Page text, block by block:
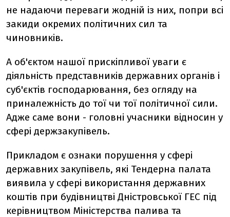
не надаючи переваги жодній із них, попри всі
закиди окремих політичних сил та
чиновників.
А об'єктом нашої прискіпливої уваги є
діяльність представників державних органів і
суб'єктів господарювання, без огляду на
приналежність до тої чи тої політичної сили.
Адже саме вони - головні учасники відносин у
сфері держзакупівель.
Прикладом є ознаки порушення у сфері
державних закупівель, які Тендерна палата
виявила у сфері використання державних
коштів при будівництві Дністровської ГЕС під
керівництвом Міністерства палива та